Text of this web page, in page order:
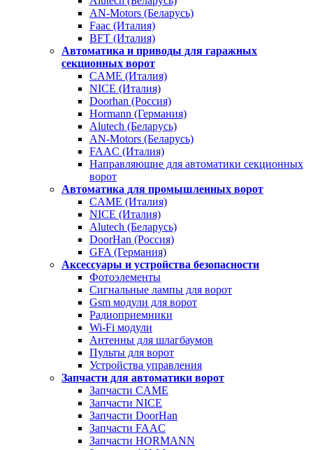
AN-Motors (Беларусь)
Faac (Италия)
BFT (Италия)
Автоматика и приводы для гаражных
секционных ворот
CAME (Италия)
NICE (Италия)
Doorhan (Россия)
Hormann (Германия)
Alutech (Беларусь)
AN-Motors (Беларусь)
FAAC (Италия)
Направляющие для автоматики секционных
ворот
Автоматика для промышленных ворот
CAME (Италия)
NICE (Италия)
Alutech (Беларусь)
DoorHan (Россия)
GFA (Германия)
Аксессуары и устройства безопасности
Фотоэлементы
Сигнальные лампы для ворот
Gsm модули для ворот
Радиоприемники
Wi-Fi модули
Антенны для шлагбаумов
Пульты для ворот
Устройства управления
Запчасти для автоматики ворот
Запчасти CAME
Запчасти NICE
Запчасти DoorHan
Запчасти FAAC
Запчасти HORMANN